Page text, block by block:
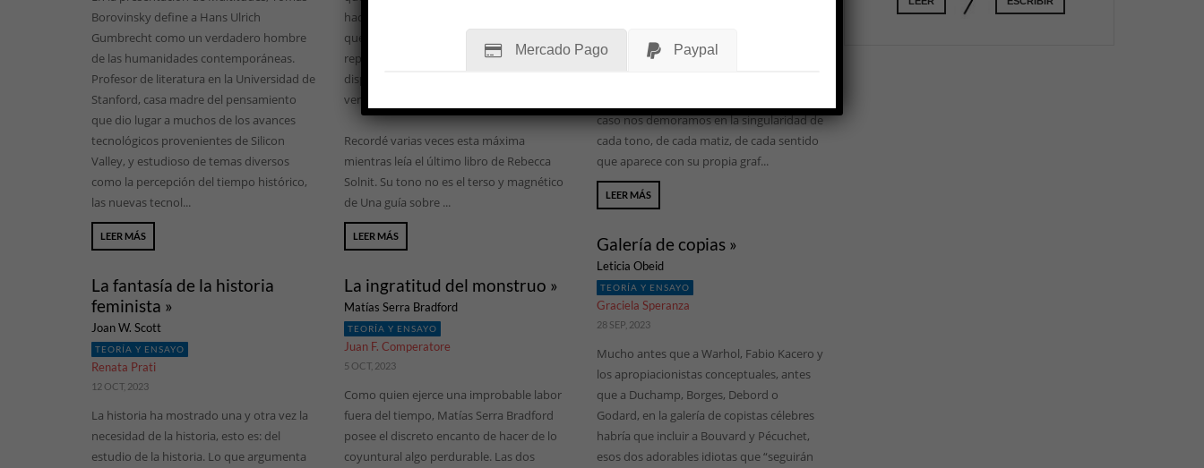
Borovinsky define a Hans Ulrich
Gumbrecht como un verdadero hombre
de las humanidades contemporáneas.
Profesor de literatura en la Universidad de
Stanford, casa madre del pensamiento
que dio lugar a muchos de los avances
tecnológicos provenientes de Silicon
Valley, y estudioso de temas diversos
como la percepción del tiempo histórico,
las nuevas tecnol...
LEER MÁS
La fantasía de la historia
feminista »
Joan W. Scott
TEORÍA Y ENSAYO
Renata Prati
12 OCT, 2023
La historia ha mostrado una y otra vez la
necesidad de la historia, esto es: del
estudio de la historia. Lo que argumenta
haciendo: que seamos nosotras las que
quedamos como las pesadas, las
repetitivas, es parte del muy eficiente
dispositivo que disimula las fuentes
verdaderas del problema.
Recordé varias veces esta máxima
mientras leía el último libro de Rebecca
Solnit. Su tono no es el terso y magnético
de Una guía sobre ...
LEER MÁS
La ingratitud del monstruo »
Matías Serra Bradford
TEORÍA Y ENSAYO
Juan F. Comperatore
5 OCT, 2023
Como quien ejerce una improbable labor
fuera del tiempo, Matías Serra Bradford
posee el discreto encanto de hacer de lo
coyuntural algo perdurable. Las dos
si leer implica aventurarse en la voz de los
caso nos demoramos en la singularidad de
cada tono, de cada matiz, de cada sentido
que aparece con su propia graf...
LEER MÁS
Galería de copias »
Leticia Obeid
TEORÍA Y ENSAYO
Graciela Speranza
28 SEP, 2023
Mucho antes que a Warhol, Fabio Kacero y
los apropiacionistas conceptuales, antes
que a Duchamp, Borges, Debord o
Godard, en la galería de copistas célebres
habría que incluir a Bouvard y Pécuchet,
esos dos adorables idiotas que “seguirán
Mercado Pago Paypal